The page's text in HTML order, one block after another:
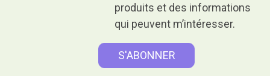
produits et des informations
qui peuvent m’intéresser.